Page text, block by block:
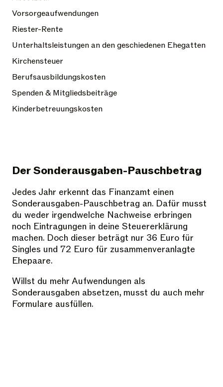
Vorsorgeaufwendungen
Riester-Rente
Unterhaltsleistungen an den geschiedenen Ehegatten
Kirchensteuer
Berufsausbildungskosten
Spenden & Mitgliedsbeiträge
Kinderbetreuungskosten
Der Sonderausgaben-Pauschbetrag
Jedes Jahr erkennt das Finanzamt einen
Sonderausgaben-Pauschbetrag an. Dafür musst
du weder irgendwelche Nachweise erbringen
noch Eintragungen in deine Steuererklärung
machen. Doch dieser beträgt nur 36 Euro für
Singles und 72 Euro für zusammenveranlagte
Ehepaare.
Willst du mehr Aufwendungen als
Sonderausgaben absetzen, musst du auch mehr
Formulare ausfüllen.